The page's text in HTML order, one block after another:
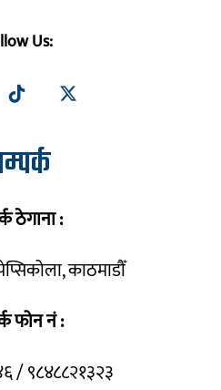
Us:
ठेगाना :
काठमाडौँ
फोन नं :
/ ९८४८८२१३२३